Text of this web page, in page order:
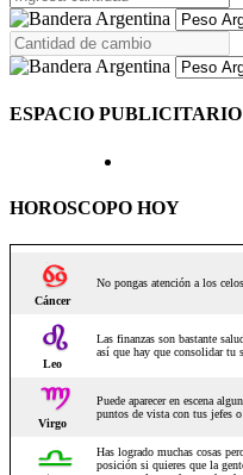
ESPACIO PUBLICITARIO
HOROSCOPO HOY